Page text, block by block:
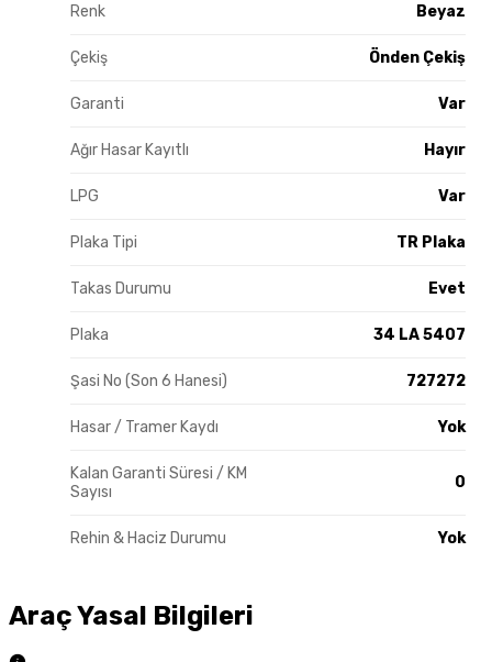
Renk Beyaz
Çekiş Önden Çekiş
Garanti Var
Ağır Hasar Kayıtlı Hayır
LPG Var
Plaka Tipi TR Plaka
Takas Durumu Evet
Plaka 34 LA 5407
Şasi No (Son 6 Hanesi) 727272
Hasar / Tramer Kaydı Yok
Kalan Garanti Süresi / KM
Sayısı
0
Rehin & Haciz Durumu Yok
Araç Yasal Bilgileri